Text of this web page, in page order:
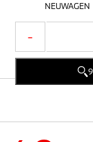
NEUWAGEN
-